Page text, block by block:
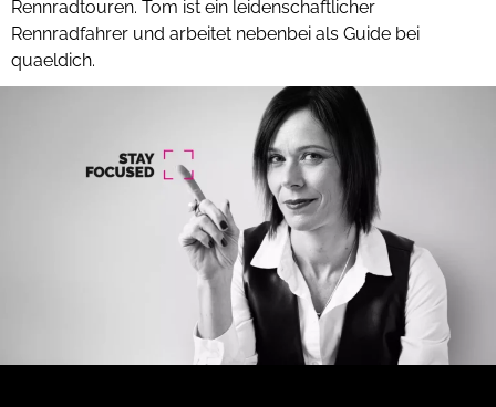
Rennradtouren. Tom ist ein leidenschaftlicher
Rennradfahrer und arbeitet nebenbei als Guide bei
quaeldich.